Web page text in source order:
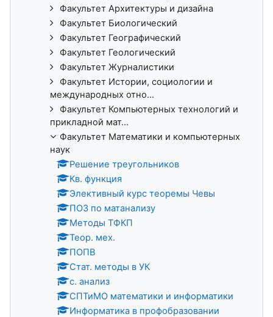
Факультет Архитектуры и дизайна
Факультет Биологический
Факультет Географический
Факультет Геологический
Факультет Журналистики
Факультет Истории, социологии и
международных отно...
Факультет Компьютерных технологий и
прикладной мат...
Факультет Математики и компьютерных
наук
Решение треугольников
Кв. функция
Элективный курс теоремы Чевы
ПОЗ по матанализу
Методы ТФКП
Теор. мех.
ПОПВ
Стат. методы в УК
с. анализ
СПТиМО математики и информатики
Информатика в профобразовании